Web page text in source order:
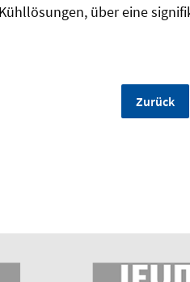
über eine
Zurück